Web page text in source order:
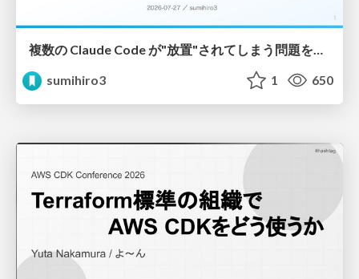
複数の Claude Code が"放置"されてしまう問題をCLI ダッシュボードを自作して解決した話
sumihiro3
1 650